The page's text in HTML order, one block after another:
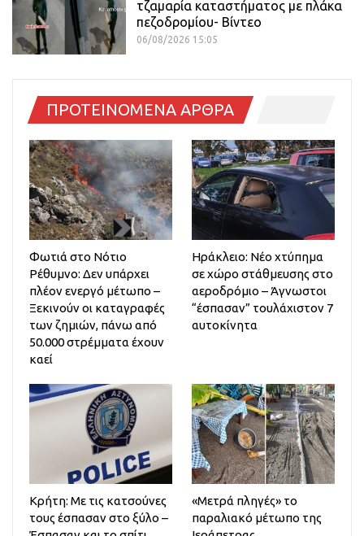
τζαμαρία καταστήματος με πλάκα
πεζοδρομίου- Βίντεο
06/08/2026 15:05
ΠΡΟΤΕΙΝΟΜΕΝΑ ΑΡΘΡΑ
Φωτιά στο Νότιο
Ρέθυμνο: Δεν υπάρχει
πλέον ενεργό μέτωπο –
Ξεκινούν οι καταγραφές
των ζημιών, πάνω από
50.000 στρέμματα έχουν
καεί
Ηράκλειο: Νέο χτύπημα
σε χώρο στάθμευσης στο
αεροδρόμιο – Άγνωστοι
“έσπασαν” τουλάχιστον 7
αυτοκίνητα
Κρήτη: Με τις κατσούνες
τους έσπασαν στο ξύλο –
«Μετρά πληγές» το
παραλιακό μέτωπο της